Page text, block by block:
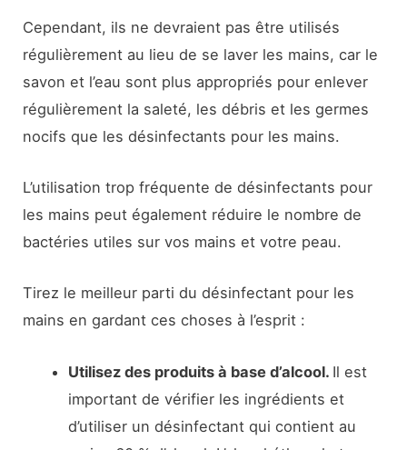
Cependant, ils ne devraient pas être utilisés
régulièrement au lieu de se laver les mains, car le
savon et l’eau sont plus appropriés pour enlever
régulièrement la saleté, les débris et les germes
nocifs que les désinfectants pour les mains.
L’utilisation trop fréquente de désinfectants pour
les mains peut également réduire le nombre de
bactéries utiles sur vos mains et votre peau.
Tirez le meilleur parti du désinfectant pour les
mains en gardant ces choses à l’esprit :
Utilisez des produits à base d’alcool. Il est
important de vérifier les ingrédients et
d’utiliser un désinfectant qui contient au